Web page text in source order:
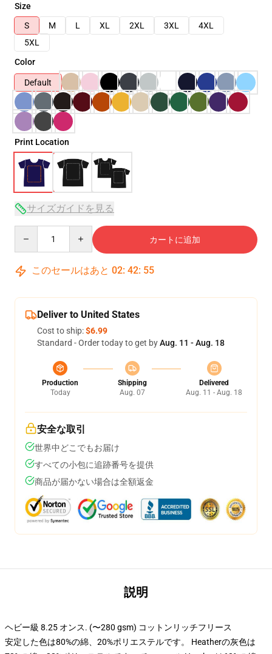
Size
S
M L XL 2XL 3XL
4XL
5XL
Color
Default
Print Location
サイズガイドを見る
カートに追加
このセールはあと 02: 42: 54
Deliver to United States
Cost to ship:$6.99
Standard - Order today to get byAug. 11 - Aug. 18
Production
Today
Shipping
Aug. 07
Delivered
Aug. 11 - Aug. 18
安全な取引
世界中どこでもお届け
すべての小包に追跡番号を提供
商品が届かない場合は全額返金
説明
ヘビー級 8.25 オンス. (〜280 gsm) コットンリッチフリース
安定した色は80%の綿、20%ポリエステルです。 Heatherの灰色は